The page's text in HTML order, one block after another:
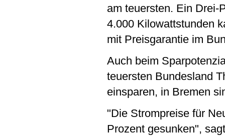
am teuersten. Ein Drei-
4.000 Kilowattstunden
mit Preisgarantie im
Auch beim
teuersten Bundesland
einsparen, in Bremen
"Die Strompreise für
Prozent gesunken",